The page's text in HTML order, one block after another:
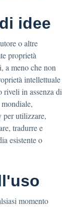
idee
o altre
proprietà
a meno che non
intellettuale
in assenza di
per utilizzare,
tradurre e
esistente o
momento